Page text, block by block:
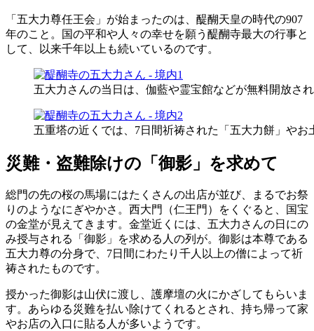
「五大力尊任王会」が始まったのは、醍醐天皇の時代の907
年のこと。国の平和や人々の幸せを願う醍醐寺最大の行事と
して、以来千年以上も続いているのです。
五大力さんの当日は、伽藍や霊宝館などが無料開放さ
五重塔の近くでは、7日間祈祷された「五大力餅」や
災難・盗難除けの「御影」を求めて
総門の先の桜の馬場にはたくさんの出店が並び、まるでお祭
りのようなにぎやかさ。西大門（仁王門）をくぐると、国宝
の金堂が見えてきます。金堂近くには、五大力さんの日にの
み授与される「御影」を求める人の列が。御影は本尊である
五大力尊の分身で、7日間にわたり千人以上の僧によって祈
祷されたものです。
授かった御影は山伏に渡し、護摩壇の火にかざしてもらいま
す。あらゆる災難を払い除けてくれるとされ、持ち帰って家
やお店の入口に貼る人が多いようです。